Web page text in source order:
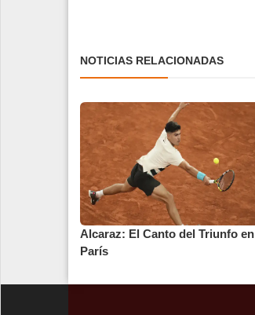
NOTICIAS RELACIONADAS
Alcaraz: El Canto del Triunfo en
París